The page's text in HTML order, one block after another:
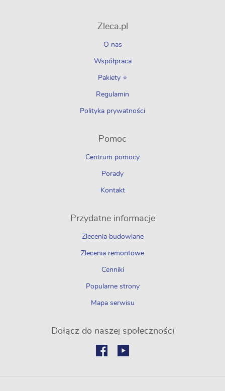
Zleca.pl
O nas
Współpraca
Pakiety ⭐
Regulamin
Polityka prywatności
Pomoc
Centrum pomocy
Porady
Kontakt
Przydatne informacje
Zlecenia budowlane
Zlecenia remontowe
Cenniki
Popularne strony
Mapa serwisu
Dołącz do naszej społeczności